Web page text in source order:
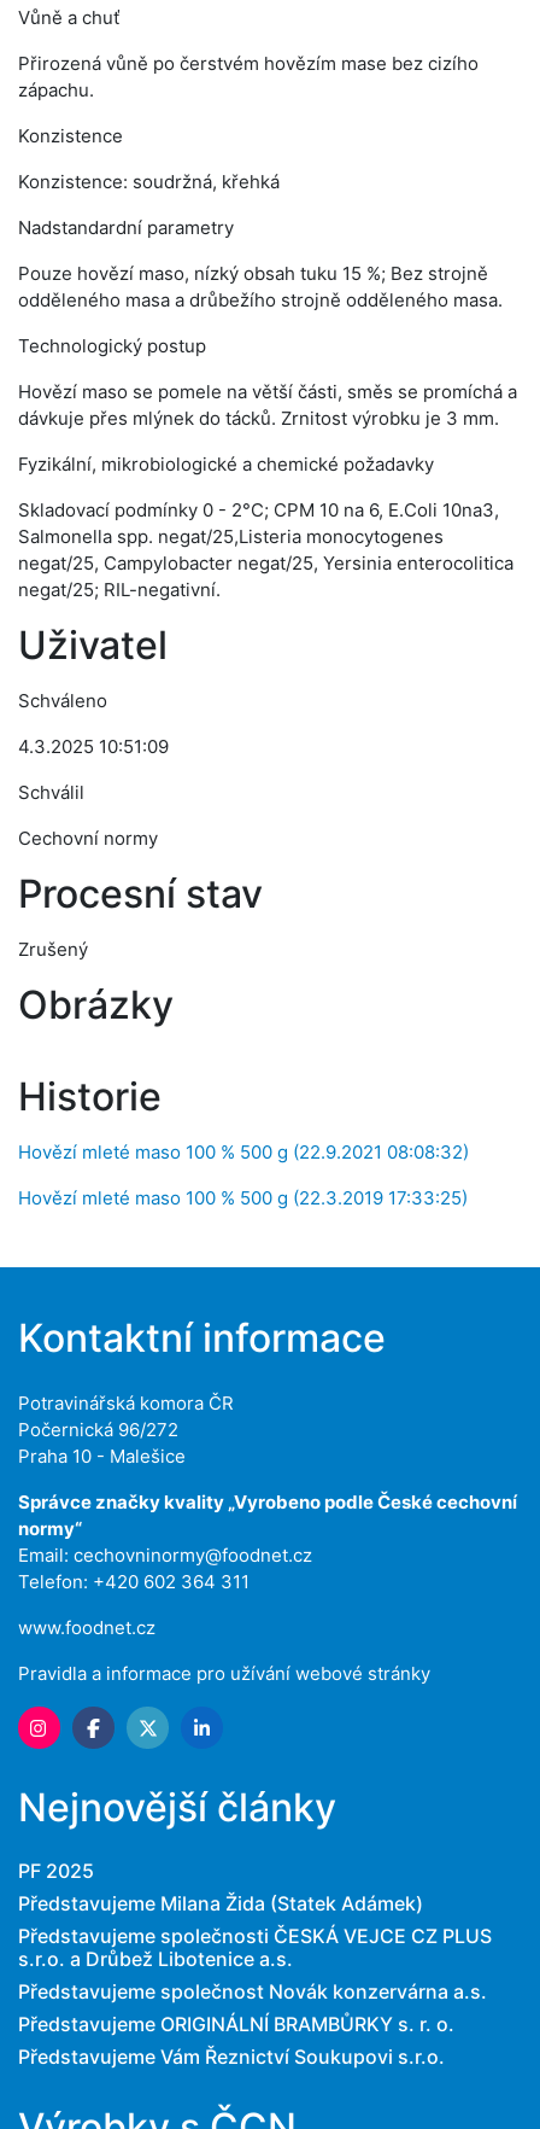
Vůně a chuť
Přirozená vůně po čerstvém hovězím mase bez cizího
zápachu.
Konzistence
Konzistence: soudržná, křehká
Nadstandardní parametry
Pouze hovězí maso, nízký obsah tuku 15 %; Bez strojně
odděleného masa a drůbežího strojně odděleného masa.
Technologický postup
Hovězí maso se pomele na větší části, směs se promíchá a
dávkuje přes mlýnek do tácků. Zrnitost výrobku je 3 mm.
Fyzikální, mikrobiologické a chemické požadavky
Skladovací podmínky 0 - 2°C; CPM 10 na 6, E.Coli 10na3,
Salmonella spp. negat/25,Listeria monocytogenes
negat/25, Campylobacter negat/25, Yersinia enterocolitica
negat/25; RIL-negativní.
Uživatel
Schváleno
4.3.2025 10:51:09
Schválil
Cechovní normy
Procesní stav
Zrušený
Obrázky
Historie
Hovězí mleté maso 100 % 500 g (22.9.2021 08:08:32)
Hovězí mleté maso 100 % 500 g (22.3.2019 17:33:25)
Kontaktní informace
Potravinářská komora ČR
Počernická 96/272
Praha 10 - Malešice
Správce značky kvality „Vyrobeno podle České cechovní
normy“
Email: cechovninormy@foodnet.cz
Telefon: +420 602 364 311
www.foodnet.cz
Pravidla a informace pro užívání webové stránky
Nejnovější články
PF 2025
Představujeme Milana Žida (Statek Adámek)
Představujeme společnosti ČESKÁ VEJCE CZ PLUS
s.r.o. a Drůbež Libotenice a.s.
Představujeme společnost Novák konzervárna a.s.
Představujeme ORIGINÁLNÍ BRAMBŮRKY s. r. o.
Představujeme Vám Řeznictví Soukupovi s.r.o.